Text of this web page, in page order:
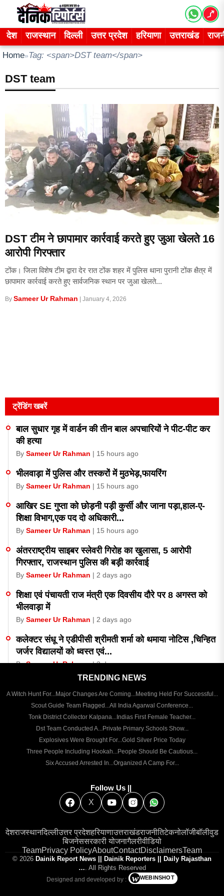
content
देश राजस्थान दिल्ली उत्तर प्रदेश हरियाणा उत्तराखंड
Home»Tag: <span>DST team</span>
DST team
DST टीम ने छापामार कार्रवाई करते हुए जुआ खेलते 16
आरोपी गिरफ्तार
टोंक। जिला विशेष टीम द्वारा देर रात टोंक शहर में पुलिस थाना पुरानी टोंक क्षैत्र में
छापामार कार्रवाई करते हुए सार्वजनिक स्थान पर जुआ खेलते...
By Sameer Ur Rahman | January 4, 2026
ट्रेंडिंग खबरें
बाल सुधार गृह में वार्डन की तीन बाल अपचारियों ने पीट-पीट कर
की हत्या
By Sameer Ur Rahman | 15 hours ago
भीलवाड़ा में पुलिस और तस्करों में मुठभेड़,फायरिंग
By Sameer Ur Rahman | 15 hours ago
आखिर SE गुप्ता को छोड़नी पड़ी कुर्सी और जाना पड़ा,हाल-ए-
शिक्षा विभाग,एक पद दो अधिकारी...
By Sameer Ur Rahman | 15 hours ago
अंतरराष्ट्रीय साइबर स्लेवरी गिरोह का खुलासा, 5 आरोपी
गिरफ्तार, राजस्थान पुलिस की बड़ी कार्रवाई
By Sameer Ur Rahman | 2 days ago
शिक्षा एवं पंचायती राज मंत्री एक दिवसीय दौरे पर 8 अगस्त को
भीलवाड़ा में
By Sameer Ur Rahman | 2 days ago
कलेक्टर संधू ने एडीपीसी श्रीमती शर्मा को थमाया नोटिस ,चिन्हित
जर्जर विद्यालयों को ध्वस्त एवं...
BySameer Ur Rahman| 3 days ago
फार्मेसी स्टोर RGHS में दवाइयों के नाम पर सरकार को लगा रहे
हैं चूना
Sameer Ur Rahman| 4 days ago
जैश के संदिग्ध आतंकवादी गिरफ्तार,जंतर मंतर पर विद्यार्थियों के
प्रोटेस्ट में गड़बड़ी की थी योजना
Sameer Ur Rahman | 4 days ago
डिजिटल अंगदान प्रतिज्ञा अभियान
Sameer Ur Rahman | 4 days ago
BySameer Ur Rahman| 6 days ago
भीलवाड़ा , राजसमंद सहित 9 संयुक्त निदेशकों को कारण बताओ
नोटिस
| 6 days ago
TRENDING NEWS
A Witch Hunt For... Major Changes Are Coming...
Meeting Held For Successful...
Scout Guide Team Flagged... All India Agarwal Conference...
Tonk District Collector Kalpana... Indias First Female Teacher...
Dst Team Conducted A...
Private Primary Schools Show...
Explosives Were Brought For... Gold Silver Price Today
Three People Including Hookah... People Should Be Cautious...
Six Accused Arrested In... Organized A Camp For...
Follow Us ||
X
देशराजस्थानदिल्लीउत्तर प्रदेशहरियाणाउत्तराखंडराजनीतिटेकनोलॉजीबॉलीवुड
बिजनेससरकारी योजनागैलरीवीडियो
TeamPrivacy PolicyAboutContactDisclaimersTeam
© 2026 Dainik Report News || Dainik Reporters || Daily Rajasthan
… . All Rights Reserved
Designed and developed by : w WEBINSHOT